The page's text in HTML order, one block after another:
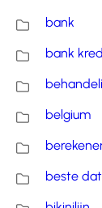
bank
bank
belgium
beste